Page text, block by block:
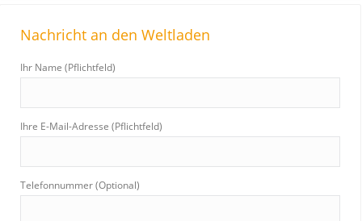
c
:
Nachricht an den Weltladen
Ihr Name (Pflichtfeld)
Ihre E-Mail-Adresse (Pflichtfeld)
Telefonnummer (Optional)